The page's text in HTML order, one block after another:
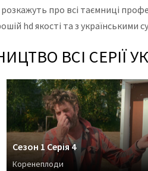
про всі таємниці
hd якості та з українськими
ВСІ СЕРІЇ
Сезон 1 Серія 4
Коренеплоди